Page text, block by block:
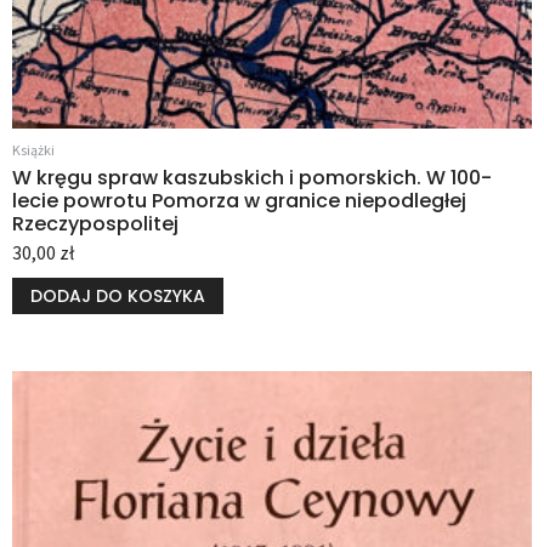
Książki
W kręgu spraw kaszubskich i pomorskich. W 100-
lecie powrotu Pomorza w granice niepodległej
Rzeczypospolitej
30,00 zł
DODAJ DO KOSZYKA